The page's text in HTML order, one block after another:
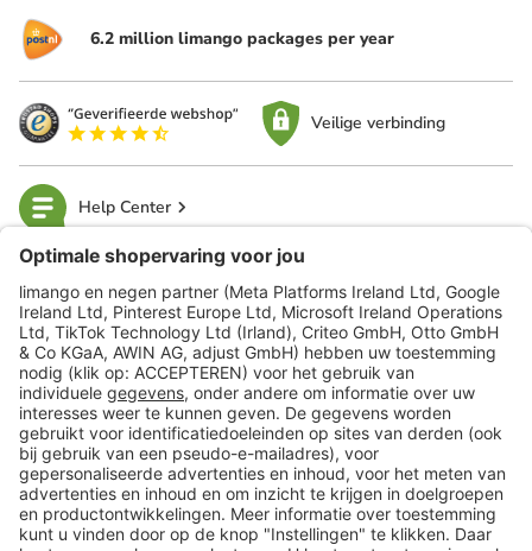
6.2 million limango packages per year
Veilige verbinding
Help Center
limango
Veilig winkelen
Klantenservice
Shop
Acties